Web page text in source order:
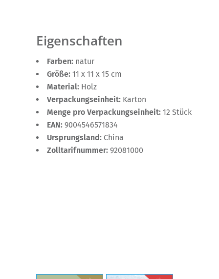
Eigenschaften
Farben: natur
Größe: 11 x 11 x 15 cm
Material: Holz
Verpackungseinheit: Karton
Menge pro Verpackungseinheit: 12 Stück
EAN: 9004546571834
Ursprungsland: China
Zolltarifnummer: 92081000